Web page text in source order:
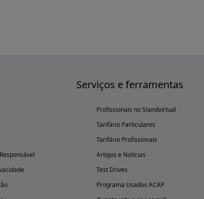
Serviços e ferramentas
Profissionais no Standvirtual
Tarifário Particulares
Tarifário Profissionais
Artigos e Notícias
Test Drives
Programa Usados ACAP